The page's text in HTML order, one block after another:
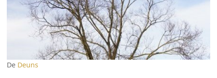
De Deuns